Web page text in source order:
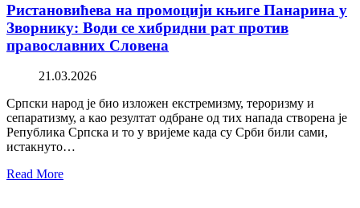
Ристановићева на промоцији књиге Панарина у
Зворнику: Води се хибридни рат против
православних Словена
21.03.2026
Српски народ је био изложен екстремизму, тероризму и
сепаратизму, а као резултат одбране од тих напада створена је
Република Српска и то у вријеме када су Срби били сами,
истакнуто…
Read More